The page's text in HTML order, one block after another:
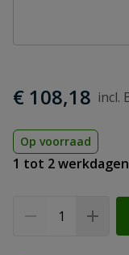
€ 108,18
Op voorraad
1 tot 2 werkdagen